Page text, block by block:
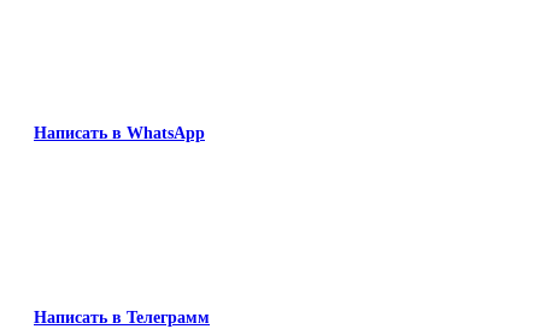
Написать в WhatsApp
Написать в Телеграмм